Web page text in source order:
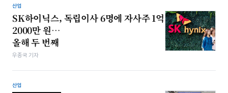
산업
SK하이닉스, 독립이사 6명에 자사주 1억
2000만 원…
올해 두 번째
우종국 기자
산업